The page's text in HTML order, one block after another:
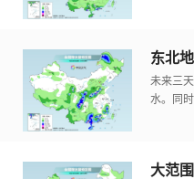
东北
未来三
水。同
大范